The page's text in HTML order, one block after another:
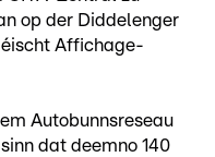
op der Diddelenger
Affichage-
Autobunnsreseau
dat deemno 140